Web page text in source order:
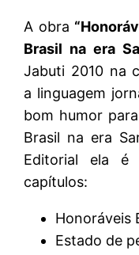
A obra
Brasil na era
Jabuti 2010 na
a linguagem
bom humor
Brasil na era
Editorial ela é
capítulos:
Honoráveis
Estado de